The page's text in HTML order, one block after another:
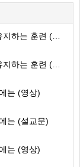
는 훈련 (영상)
훈련 (설교문)
는 (영상)
는 (설교문)
는 (영상)